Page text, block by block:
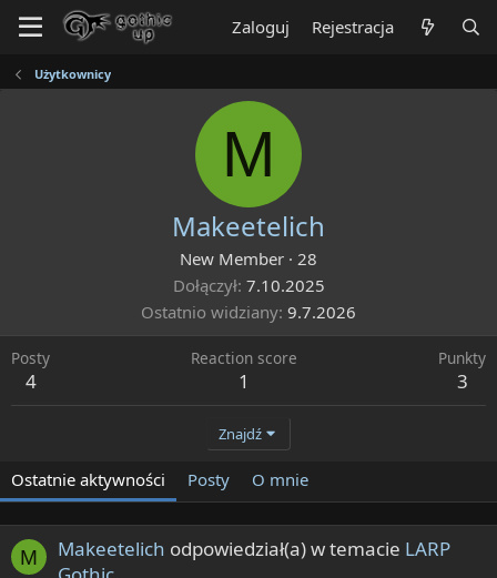
Zaloguj Rejestracja
Użytkownicy
M
Makeetelich
New Member · 28
Dołączył 7.10.2025
Ostatnio widziany 9.7.2026
Posty
4
Reaction score
1
Punkty
3
Znajdź
Ostatnie aktywności Posty O mnie
M Makeetelich odpowiedział(a) w temacie LARP